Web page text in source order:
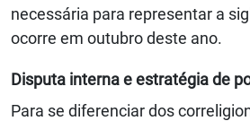
necessária para representar a
ocorre em outubro deste ano.
Disputa interna e estratégia de
Para se diferenciar dos